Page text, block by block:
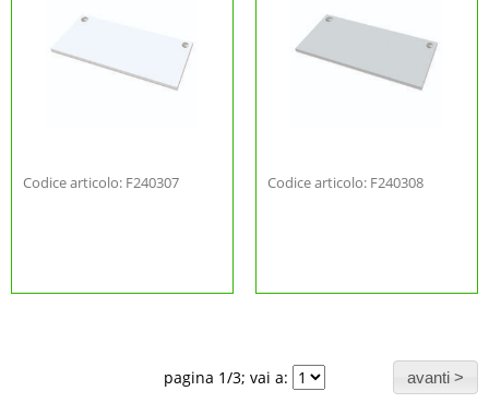
Codice articolo: F240307 Codice articolo: F240308
pagina 1/3; vai a: